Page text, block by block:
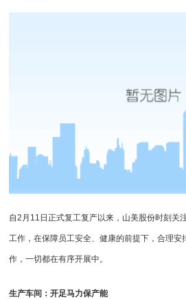
自2月11日正式复工复产以来，山美股份时刻关
工作，在保障员工安全、健康的前提下，合理安
作，一切都在有序开展中。
生产车间：开足马力保产能